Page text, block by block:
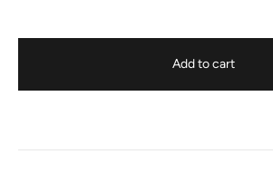
Add to cart